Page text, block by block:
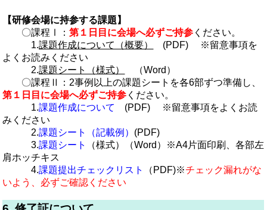
【研修会場に持参する課題】
〇課程Ⅰ：第１日目に会場へ必ずご持参 ください。
1.課題作成について（概要）
(PDF) ※留意事項を
よくお読みください
2.課題シート（様式）
（Word）
〇課程Ⅱ：2事例以上の課題シートを各6部ずつ準備し、
第１日目に会場へ必ずご持参 ください。
1.課題作成について (PDF) ※留意事項をよくお読
みください
2.課題シート（記載例） (PDF)
3.課題シート
（様式）（Word）※A4片面印刷、各部左
肩ホッチキス
4.課題提出チェックリスト （PDF)※チェック漏れがな
いよう、必ずご確認ください